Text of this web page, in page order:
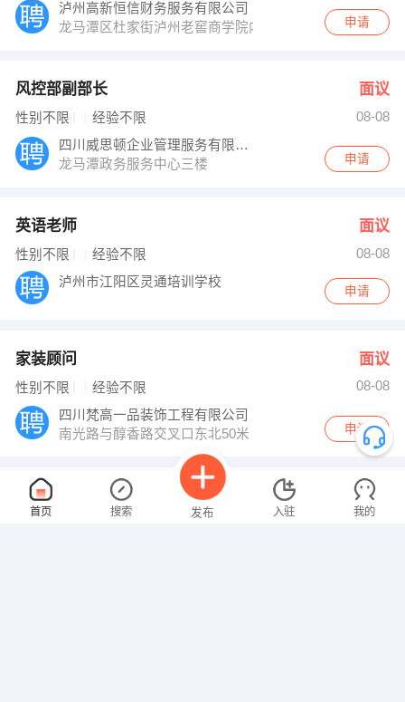
泸州高新恒信财务服务有限公司
龙马潭区杜家街泸州老窖商学院内
申请
风控部副部长 面议
性别不限 经验不限
08-08
四川威思顿企业管理服务有限公司
龙马潭政务服务中心三楼
申请
英语老师 面议
性别不限 经验不限
08-08
泸州市江阳区灵通培训学校
申请
家装顾问 面议
性别不限 经验不限
08-08
四川梵高一品装饰工程有限公司
南光路与醇香路交叉口东北50米
申请
综合秘书 面议
首页 搜索 发布 入驻 我的